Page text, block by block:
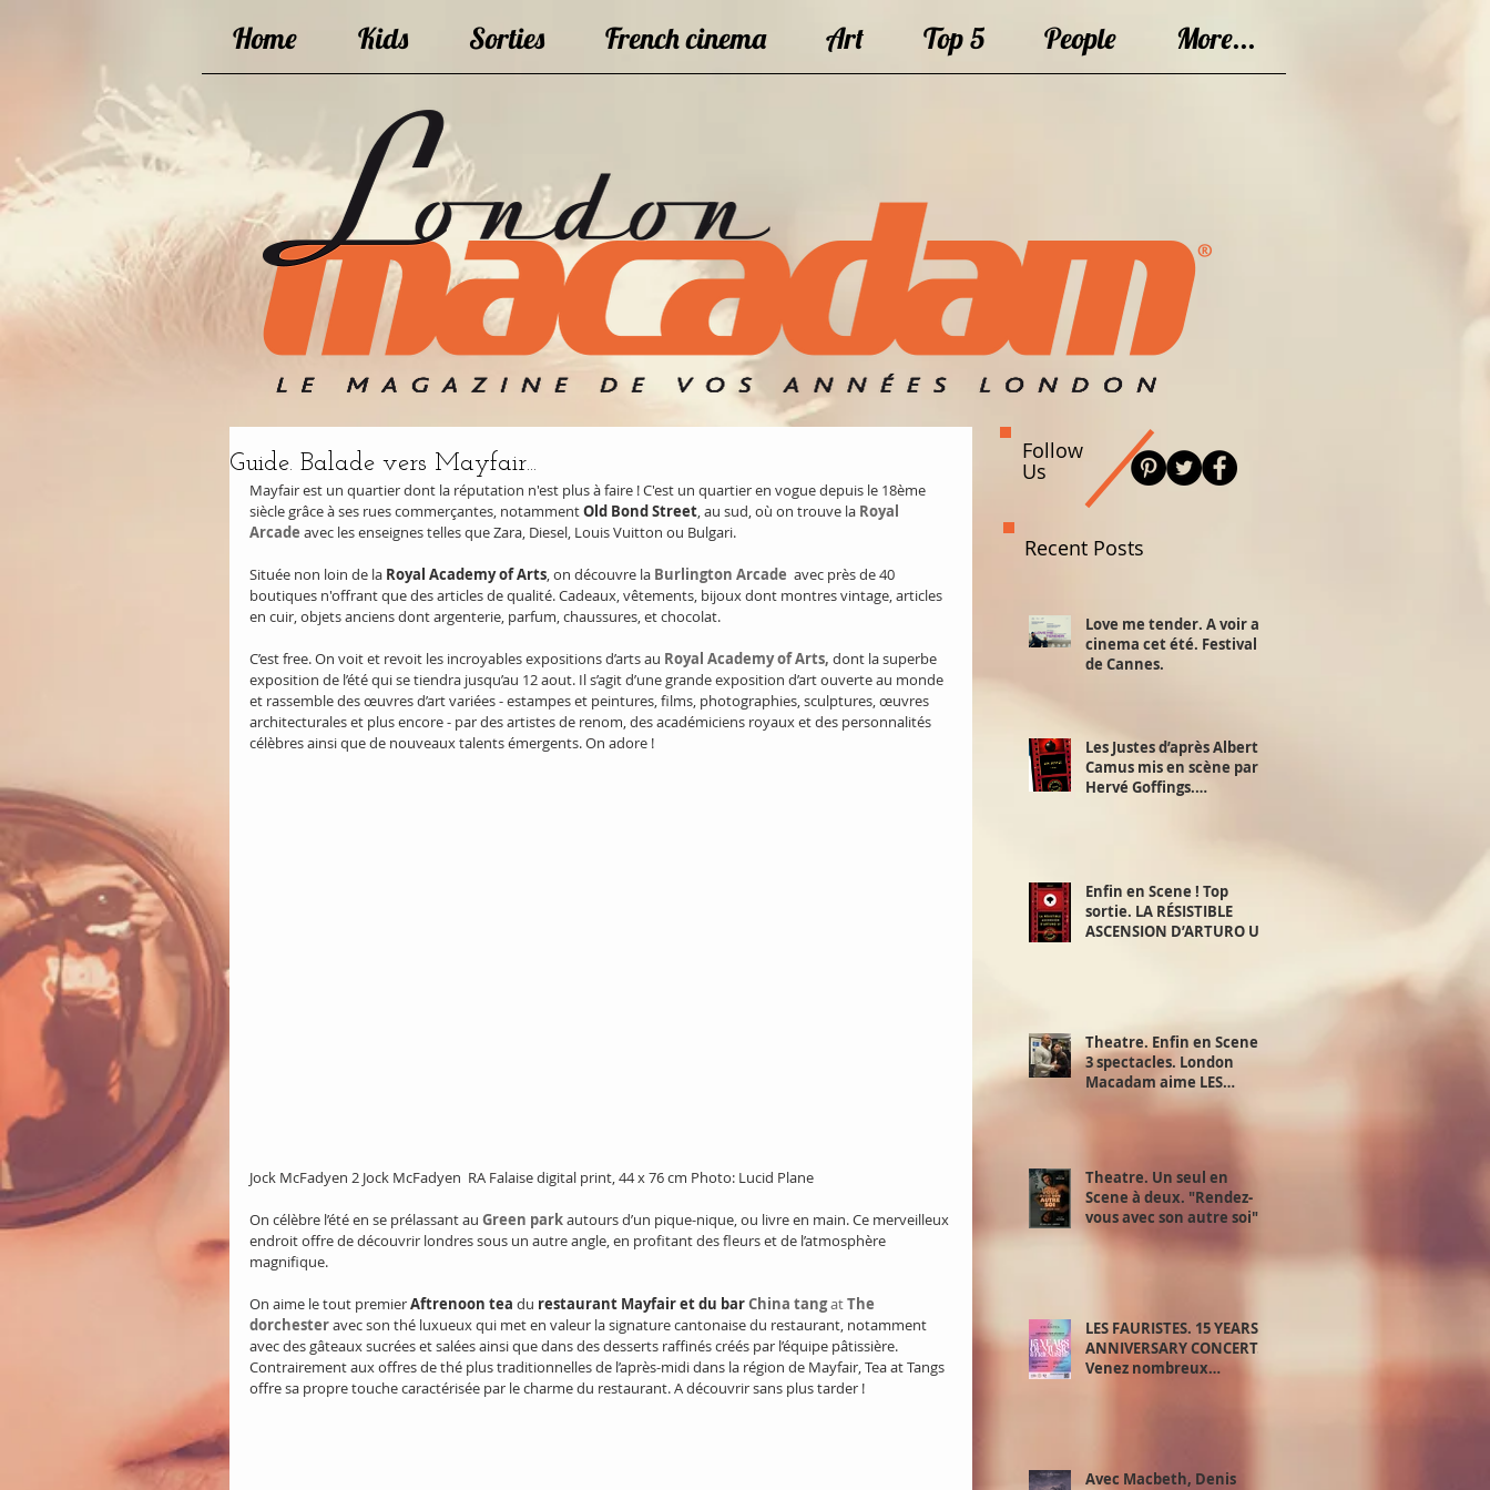
Home Kids Sorties French cinema Art Top 5 People More...
Guide. Balade vers Mayfair...
Mayfair est un quartier dont la réputation n'est plus à faire ! C'est un quartier en vogue depuis le 18ème
siècle grâce à ses rues commerçantes, notamment Old Bond Street, au sud, où on trouve la Royal
Arcade avec les enseignes telles que Zara, Diesel, Louis Vuitton ou Bulgari.
Située non loin de la Royal Academy of Arts, on découvre la Burlington Arcade
  avec près de 40
boutiques n'offrant que des articles de qualité. Cadeaux, vêtements, bijoux dont montres vintage, articles
en cuir, objets anciens dont argenterie, parfum, chaussures, et chocolat.
C’est free. On voit et revoit les incroyables expositions d’arts au Royal Academy of Arts, dont la superbe
exposition de l’été qui se tiendra jusqu’au 12 aout. Il s’agit d’une grande exposition d’art ouverte au monde
et rassemble des œuvres d’art variées - estampes et peintures, films, photographies, sculptures, œuvres
architecturales et plus encore - par des artistes de renom, des académiciens royaux et des personnalités
célèbres ainsi que de nouveaux talents émergents. On adore !
Jock McFadyen 2 Jock McFadyen  RA Falaise digital print, 44 x 76 cm Photo: Lucid Plane
On célèbre l’été en se prélassant au Green park autours d’un pique-nique, ou livre en main. Ce merveilleux
endroit offre de découvrir londres sous un autre angle, en profitant des fleurs et de l’atmosphère
magnifique.
On aime le tout premier Aftrenoon tea du restaurant Mayfair et du bar China tang at The
dorchesteravec son thé luxueux qui met en valeur la signature cantonaise du restaurant, notamment
avec des gâteaux sucrées et salées ainsi que dans des desserts raffinés créés par l’équipe pâtissière.
Contrairement aux offres de thé plus traditionnelles de l’après-midi dans la région de Mayfair, Tea at Tangs
offre sa propre touche caractérisée par le charme du restaurant. A découvrir sans plus tarder !
Follow
Us
Recent Posts
Love me tender. A voir au
cinema cet été. Festival
de Cannes.
Les Justes d’après Albert
Camus mis en scène par
Hervé Goffings.
Enfin en Scene ! Top
sortie. LA RÉSISTIBLE
ASCENSION D’ARTURO UI.
Theatre. Enfin en Scene !
3 spectacles. London
Macadam aime LES
JUSTES d’Albert Camus d'
Theatre. Un seul en
Scene à deux. "Rendez-
vous avec son autre soi".
Samedi 20 juin.
LES FAURISTES. 15 YEARS
ANNIVERSARY CONCERT.
Venez nombreux
Avec Macbeth, Denis